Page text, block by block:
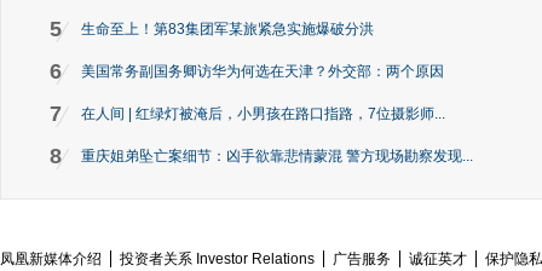
5 生命至上！第83集团军某旅紧急实施爆破分洪
6 美国常务副国务卿访华为何选在天津？外交部：两个原因
7 在人间 | 红绿灯被淹后，小男孩在路口指路，7位摄影师...
8 重庆姐弟坠亡案细节：凶手欲靠悲情蒙混 警方现场勘察发现...
凤凰新媒体介绍 投资者关系 Investor Relations 广告服务 诚征英才
保护隐